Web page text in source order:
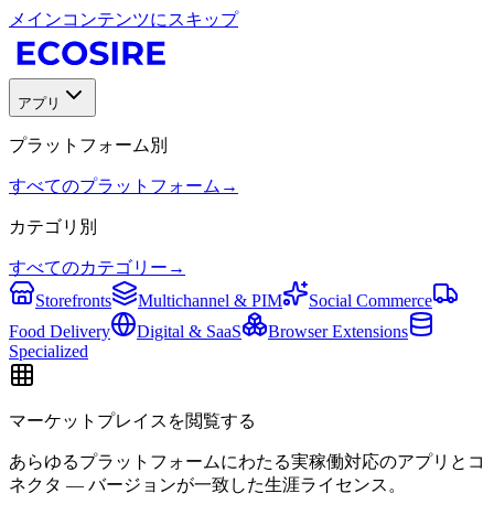
メインコンテンツにスキップ
アプリ
プラットフォーム別
すべてのプラットフォーム →
カテゴリ別
すべてのカテゴリー →
Storefronts
Multichannel & PIM
Social Commerce
Food Delivery
Digital & SaaS
Browser Extensions
Specialized
マーケットプレイスを閲覧する
あらゆるプラットフォームにわたる実稼働対応のアプリとコ
ネクタ — バージョンが一致した生涯ライセンス。